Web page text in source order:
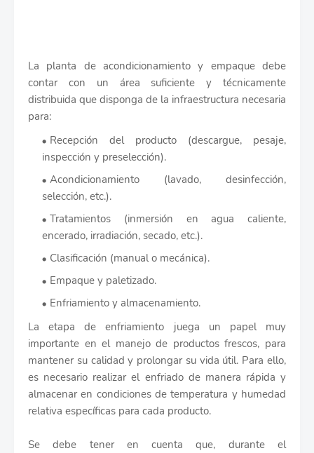
La planta de acondicionamiento y empaque debe
contar con un área suficiente y técnicamente
distribuida que disponga de la infraestructura necesaria
para:
Recepción del producto (descargue, pesaje,
inspección y preselección).
Acondicionamiento (lavado, desinfección,
selección, etc.).
Tratamientos (inmersión en agua caliente,
encerado, irradiación, secado, etc.).
Clasificación (manual o mecánica).
Empaque y paletizado.
Enfriamiento y almacenamiento.
La etapa de enfriamiento juega un papel muy
importante en el manejo de productos frescos, para
mantener su calidad y prolongar su vida útil. Para ello,
es necesario realizar el enfriado de manera rápida y
almacenar en condiciones de temperatura y humedad
relativa específicas para cada producto.
Se debe tener en cuenta que, durante el